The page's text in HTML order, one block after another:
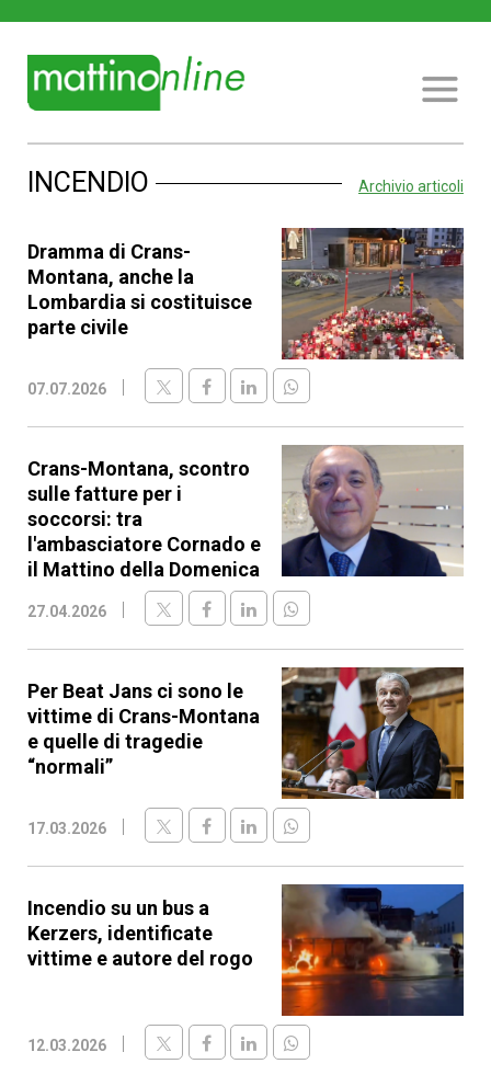
INCENDIO Archivio articoli
Dramma di Crans-
Montana, anche la
Lombardia si costituisce
parte civile
07.07.2026
Crans-Montana, scontro
sulle fatture per i
soccorsi: tra
l'ambasciatore Cornado e
il Mattino della Domenica
27.04.2026
Per Beat Jans ci sono le
vittime di Crans-Montana
e quelle di tragedie
“normali”
17.03.2026
Incendio su un bus a
Kerzers, identificate
vittime e autore del rogo
12.03.2026